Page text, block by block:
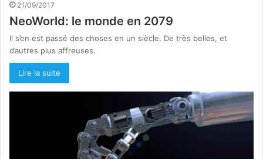
21/09/2017
NeoWorld: le monde en 2079
Il s’en est passé des choses en un siècle. De très belles, et
d’autres plus affreuses.
Lire la suite